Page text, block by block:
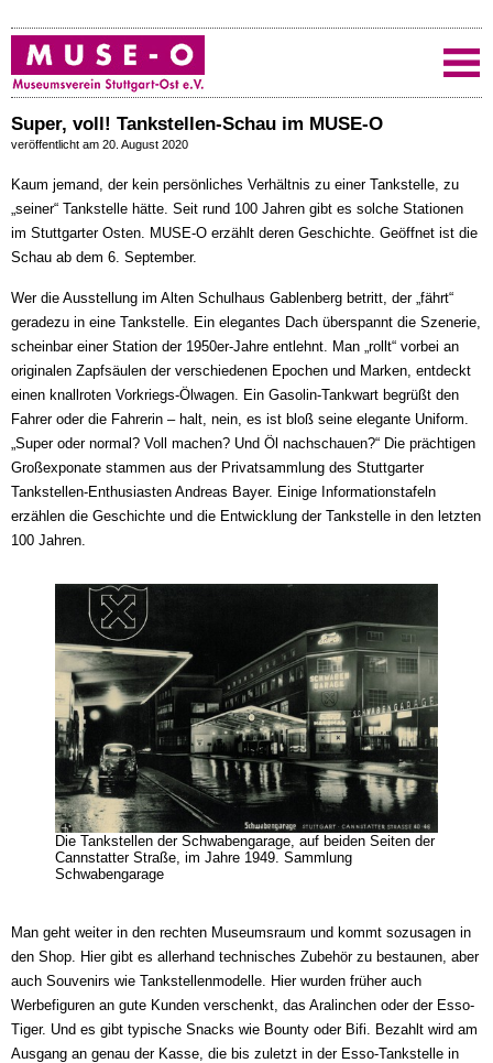
Super, voll! Tankstellen-Schau im MUSE-O
veröffentlicht am 20. August 2020
Kaum jemand, der kein persönliches Verhältnis zu einer Tankstelle, zu
„seiner“ Tankstelle hätte. Seit rund 100 Jahren gibt es solche Stationen
im Stuttgarter Osten. MUSE-O erzählt deren Geschichte. Geöffnet ist die
Schau ab dem 6. September.
Wer die Ausstellung im Alten Schulhaus Gablenberg betritt, der „fährt“
geradezu in eine Tankstelle. Ein elegantes Dach überspannt die Szenerie,
scheinbar einer Station der 1950er-Jahre entlehnt. Man „rollt“ vorbei an
originalen Zapfsäulen der verschiedenen Epochen und Marken, entdeckt
einen knallroten Vorkriegs-Ölwagen. Ein Gasolin-Tankwart begrüßt den
Fahrer oder die Fahrerin – halt, nein, es ist bloß seine elegante Uniform.
„Super oder normal? Voll machen? Und Öl nachschauen?“ Die prächtigen
Großexponate stammen aus der Privatsammlung des Stuttgarter
Tankstellen-Enthusiasten Andreas Bayer. Einige Informationstafeln
erzählen die Geschichte und die Entwicklung der Tankstelle in den letzten
100 Jahren.
Die Tankstellen der Schwabengarage, auf beiden Seiten der
Cannstatter Straße, im Jahre 1949. Sammlung
Schwabengarage
Man geht weiter in den rechten Museumsraum und kommt sozusagen in
den Shop. Hier gibt es allerhand technisches Zubehör zu bestaunen, aber
auch Souvenirs wie Tankstellenmodelle. Hier wurden früher auch
Werbefiguren an gute Kunden verschenkt, das Aralinchen oder der Esso-
Tiger. Und es gibt typische Snacks wie Bounty oder Bifi. Bezahlt wird am
Ausgang an genau der Kasse, die bis zuletzt in der Esso-Tankstelle in